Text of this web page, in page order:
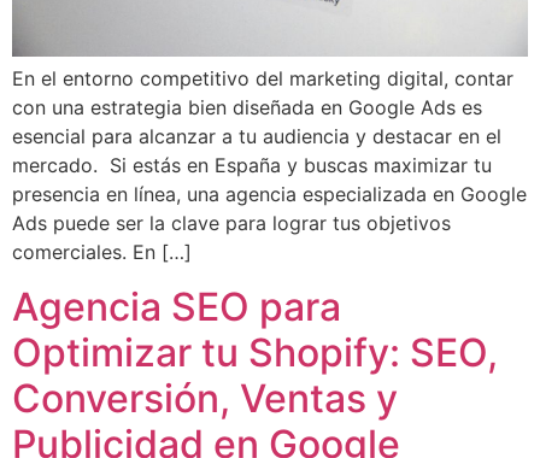
En el entorno competitivo del marketing digital, contar
con una estrategia bien diseñada en Google Ads es
esencial para alcanzar a tu audiencia y destacar en el
mercado. Si estás en España y buscas maximizar tu
presencia en línea, una agencia especializada en Google
Ads puede ser la clave para lograr tus objetivos
comerciales. En […]
Agencia SEO para
Optimizar tu Shopify: SEO,
Conversión, Ventas y
Publicidad en Google